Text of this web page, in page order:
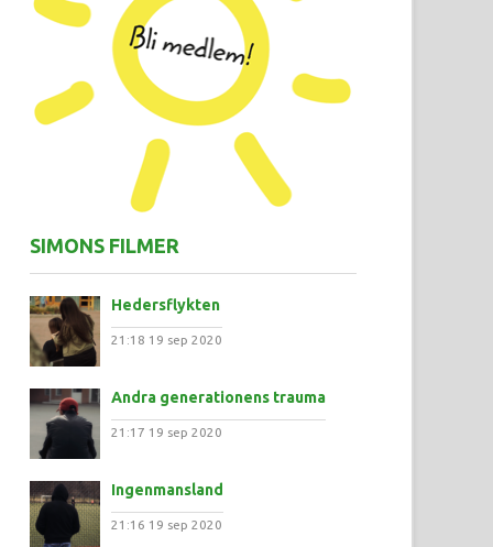
SIMONS FILMER
Hedersflykten
21:18 19 sep 2020
Andra generationens trauma
21:17 19 sep 2020
Ingenmansland
21:16 19 sep 2020